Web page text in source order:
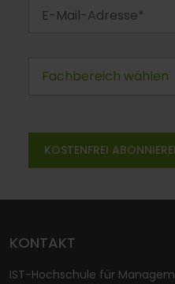
KONTAKT
IST-Hochschule für